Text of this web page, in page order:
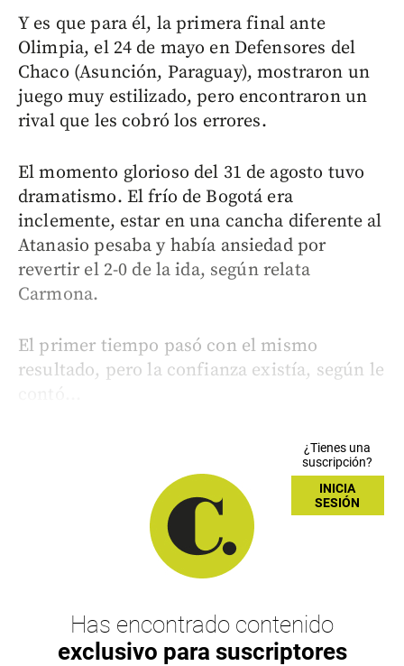
Y es que para él, la primera final ante
Olimpia, el 24 de mayo en Defensores del
Chaco (Asunción, Paraguay), mostraron un
juego muy estilizado, pero encontraron un
rival que les cobró los errores.
El momento glorioso del 31 de agosto tuvo
dramatismo. El frío de Bogotá era
inclemente, estar en una cancha diferente al
Atanasio pesaba y había ansiedad por
revertir el 2-0 de la ida, según relata
Carmona.
El primer tiempo pasó con el mismo
resultado, pero la confianza existía, según le
contó...
¿Tienes una
suscripción?
INICIA
SESIÓN
Has encontrado contenido
exclusivo para suscriptores